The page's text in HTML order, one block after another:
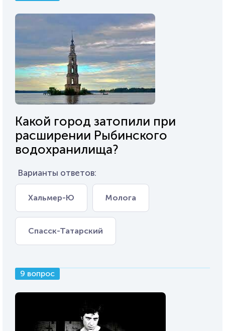
Какой город затопили при
расширении Рыбинского
водохранилища?
Варианты ответов:
Хальмер-Ю Молога
Спасск-Татарский
9 вопрос